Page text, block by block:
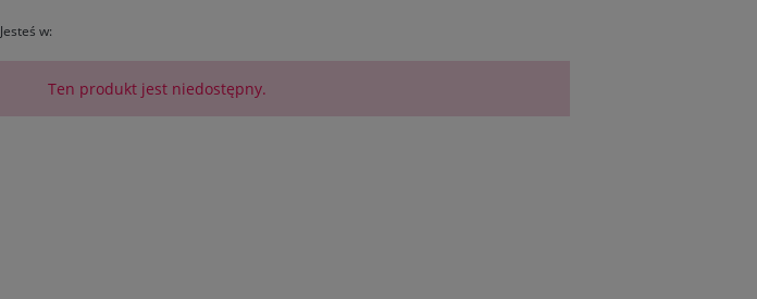
Jesteś w:
Ten produkt jest niedostępny.